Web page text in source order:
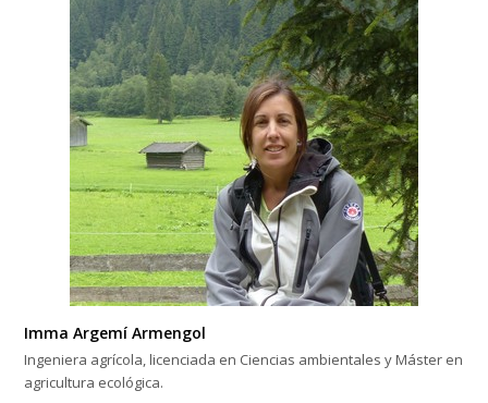
Imma Argemí Armengol
Ingeniera agrícola, licenciada en Ciencias ambientales y Máster en
agricultura ecológica.